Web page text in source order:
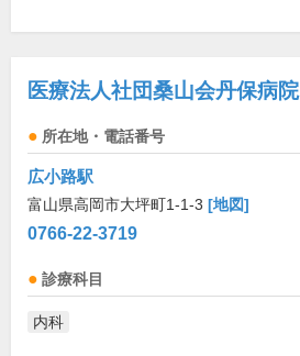
医療法人社団桑山会丹保病院
所在地・電話番号
広小路駅
富山県高岡市大坪町1-1-3 [地図]
0766-22-3719
診療科目
内科